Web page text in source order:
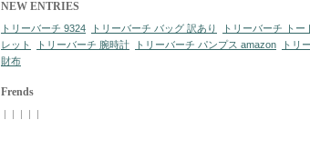
NEW ENTRIES
トリーバーチ 9324 トリーバーチ バッグ 訳あり トリーバーチ トー
レット
トリーバーチ 腕時計 トリーバーチ パンプス amazon トリ
財布
Frends
| | | | |